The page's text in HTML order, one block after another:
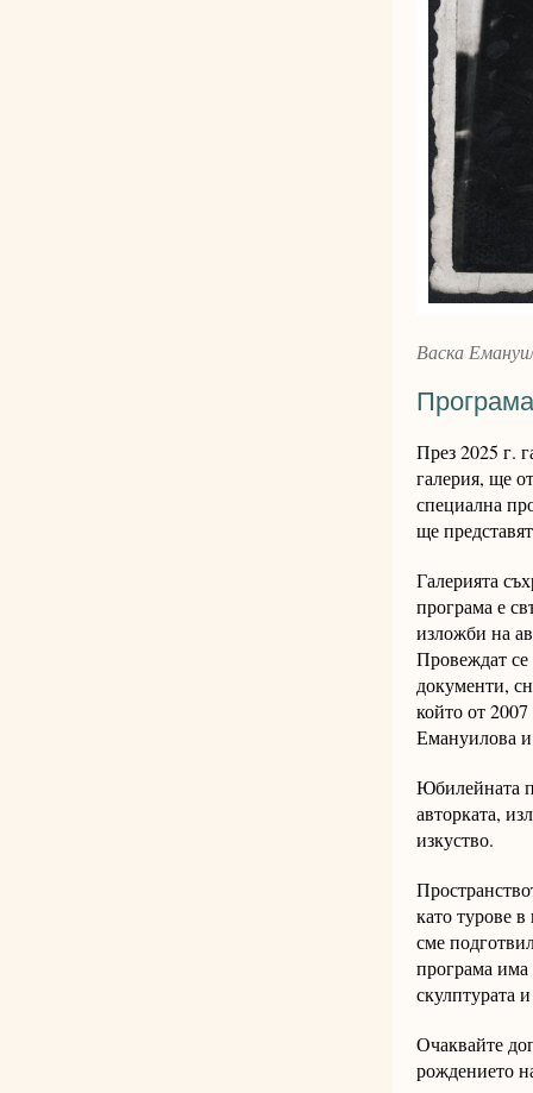
Васка
През 2025 г.
галерия, ще
специална
ще
Галерията
програма е
изложби на
Провеждат се
документи,
който от
Емануилова и
Юбилейната
авторката,
изкуство.
като турове
сме
програма има
скулптурата
Очаквайте
рождението